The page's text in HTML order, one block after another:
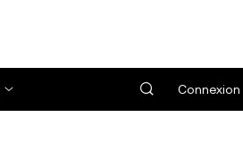
Connexion